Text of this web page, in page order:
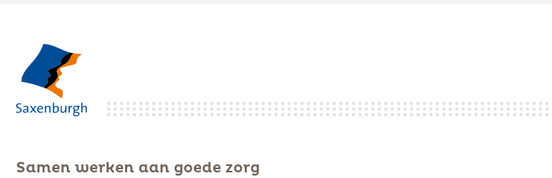
Samen werken aan goede zorg